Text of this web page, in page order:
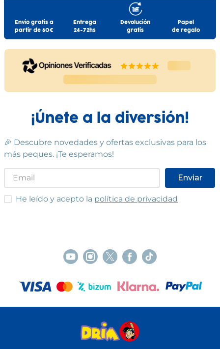
Envío gratis a
partir de 60€
Entrega
24-72hs
Devolución
gratis
Papel
de regalo
¡Únete a la diversión!
🎉 Descubre novedades y ofertas exclusivas para los
más peques. ¡Te esperamos!
Enviar
He leído y acepto las condiciones
He leído y acepto la política de privacidad